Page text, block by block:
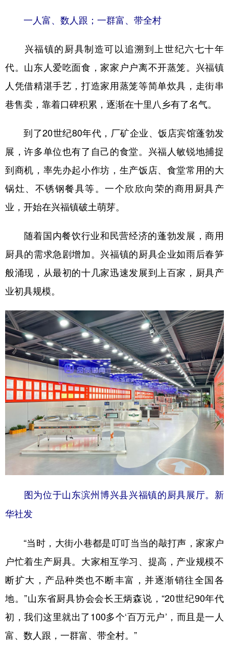
陕西 甘肃 青海
新疆 内蒙古 黑龙江
多语种频道
English Español Français عربى
Русский язык 日本語 한국어
Deutsch Português
一人富、数人跟；一群富、带全村
兴福镇的厨具制造可以追溯到上世纪六七十年
代。山东人爱吃面食，家家户户离不开蒸笼。兴福镇
人凭借精湛手艺，打造家用蒸笼等简单炊具，走街串
巷售卖，靠着口碑积累，逐渐在十里八乡有了名气。
到了20世纪80年代，厂矿企业、饭店宾馆蓬勃发
展，许多单位也有了自己的食堂。兴福人敏锐地捕捉
到商机，率先办起小作坊，生产饭店、食堂常用的大
锅灶、不锈钢餐具等。一个欣欣向荣的商用厨具产
业，开始在兴福镇破土萌芽。
随着国内餐饮行业和民营经济的蓬勃发展，商用
厨具的需求急剧增加。兴福镇的厨具企业如雨后春笋
般涌现，从最初的十几家迅速发展到上百家，厨具产
业初具规模。
图为位于山东滨州博兴县兴福镇的厨具展厅。新
华社发
“当时，大街小巷都是叮叮当当的敲打声，家家户
户忙着生产厨具。大家相互学习、提高，产业规模不
断扩大，产品种类也不断丰富，并逐渐销往全国各
地。”山东省厨具协会会长王炳森说，“20世纪90年代
初，我们这里就出了100多个‘百万元户’，而且是一人
富、数人跟，一群富、带全村。”